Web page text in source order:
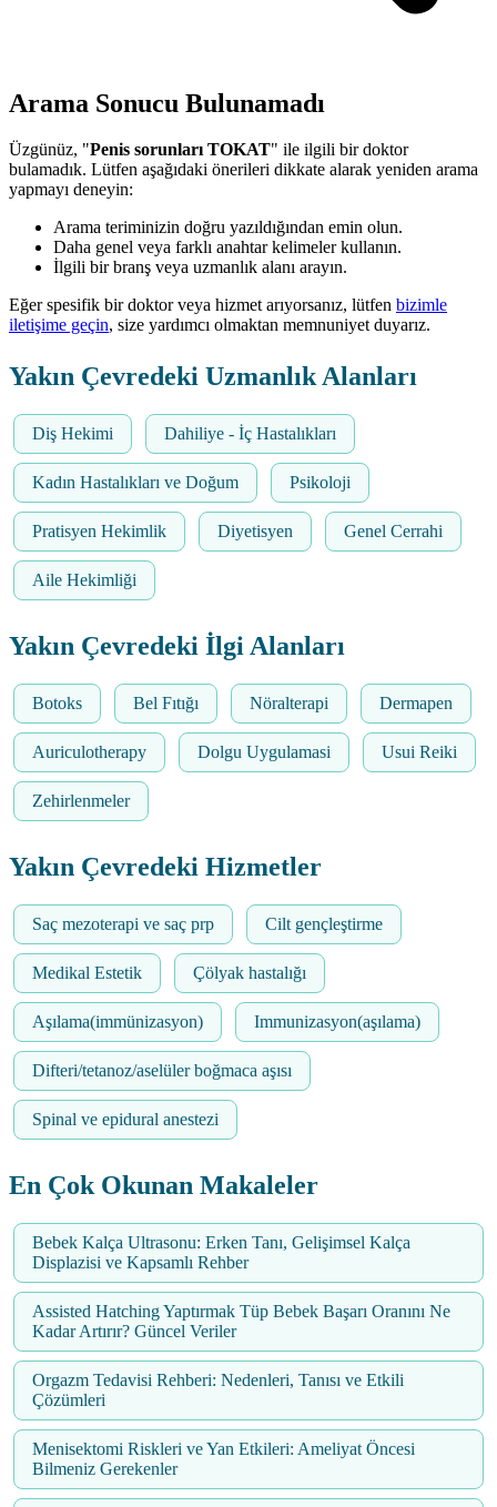
Arama Sonucu Bulunamadı
Üzgünüz, "Penis sorunları TOKAT" ile ilgili bir doktor
bulamadık. Lütfen aşağıdaki önerileri dikkate alarak yeniden arama
yapmayı deneyin:
Arama teriminizin doğru yazıldığından emin olun.
Daha genel veya farklı anahtar kelimeler kullanın.
İlgili bir branş veya uzmanlık alanı arayın.
Eğer spesifik bir doktor veya hizmet arıyorsanız, lütfen bizimle
iletişime geçin, size yardımcı olmaktan memnuniyet duyarız.
Yakın Çevredeki Uzmanlık Alanları
Diş Hekimi Dahiliye - İç Hastalıkları
Kadın Hastalıkları ve Doğum Psikoloji
Pratisyen Hekimlik Diyetisyen Genel Cerrahi
Aile Hekimliği
Yakın Çevredeki İlgi Alanları
Botoks Bel Fıtığı Nöralterapi Dermapen
Auriculotherapy Dolgu Uygulamasi Usui Reiki
Zehirlenmeler
Yakın Çevredeki Hizmetler
Saç mezoterapi ve saç prp Cilt gençleştirme
Medikal Estetik Çölyak hastalığı
Aşılama(immünizasyon) Immunizasyon(aşılama)
Difteri/tetanoz/aselüler boğmaca aşısı
Spinal ve epidural anestezi
En Çok Okunan Makaleler
Bebek Kalça Ultrasonu: Erken Tanı, Gelişimsel Kalça
Displazisi ve Kapsamlı Rehber
Assisted Hatching Yaptırmak Tüp Bebek Başarı Oranını Ne
Kadar Artırır? Güncel Veriler
Orgazm Tedavisi Rehberi: Nedenleri, Tanısı ve Etkili
Çözümleri
Menisektomi Riskleri ve Yan Etkileri: Ameliyat Öncesi
Bilmeniz Gerekenler